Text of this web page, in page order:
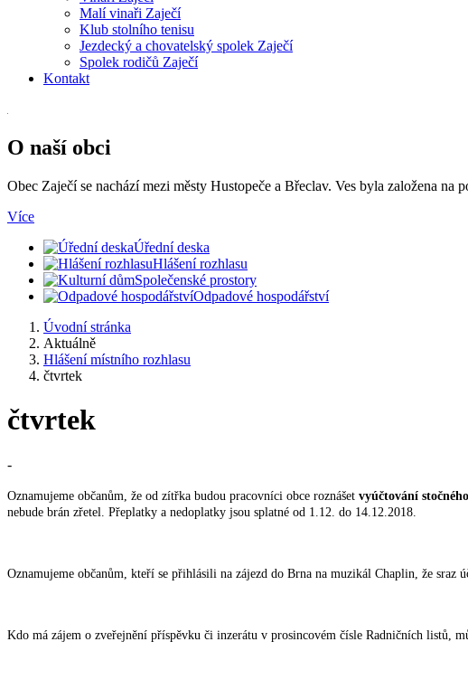
Malí vinaři Zaječí
Klub stolního tenisu
Jezdecký a chovatelský spolek Zaječí
Spolek rodičů Zaječí
Kontakt
O naší obci
Obec Zaječí se nachází mezi městy Hustopeče a Břeclav. Ves byla založena
Více
Úřední deska
Hlášení rozhlasu
Společenské prostory
Odpadové hospodářství
Úvodní stránka
Aktuálně
Hlášení místního rozhlasu
čtvrtek
čtvrtek
-
Oznamujeme občanům, že od zítřka budou pracovníci obce roznášet vyúčtování
nebude brán zřetel. Přeplatky a nedoplatky jsou splatné od 1.12. do 14.12.2018.
Oznamujeme občanům, kteří se přihlásili na zájezd do Brna na muzikál Chaplin, že sraz
Kdo má zájem o zveřejnění příspěvku či inzerátu v prosincovém čísle Radničních listů,